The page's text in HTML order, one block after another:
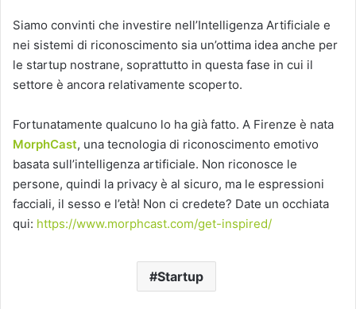
Siamo convinti che investire nell’Intelligenza Artificiale e
nei sistemi di riconoscimento sia un’ottima idea anche per
le startup nostrane, soprattutto in questa fase in cui il
settore è ancora relativamente scoperto.
Fortunatamente qualcuno lo ha già fatto. A Firenze è nata
MorphCast, una tecnologia di riconoscimento emotivo
basata sull’intelligenza artificiale. Non riconosce le
persone, quindi la privacy è al sicuro, ma le espressioni
facciali, il sesso e l’età! Non ci credete? Date un occhiata
qui: https://www.morphcast.com/get-inspired/
Startup